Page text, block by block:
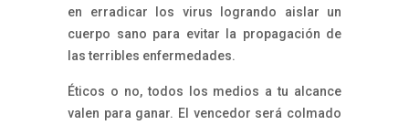
en erradicar los virus logrando aislar un
cuerpo sano para evitar la propagación de
las terribles enfermedades.
Éticos o no, todos los medios a tu alcance
valen para ganar. El vencedor será colmado